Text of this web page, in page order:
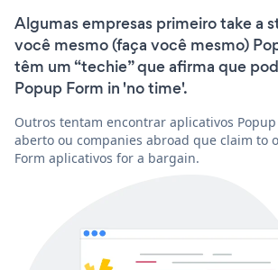
Algumas empresas primeiro take a
você mesmo (faça você mesmo)
têm um “techie” que afirma que
Popup Form in 'no time'.
Outros tentam encontrar aplicativos
aberto ou companies abroad que claim to
Form aplicativos for a bargain.